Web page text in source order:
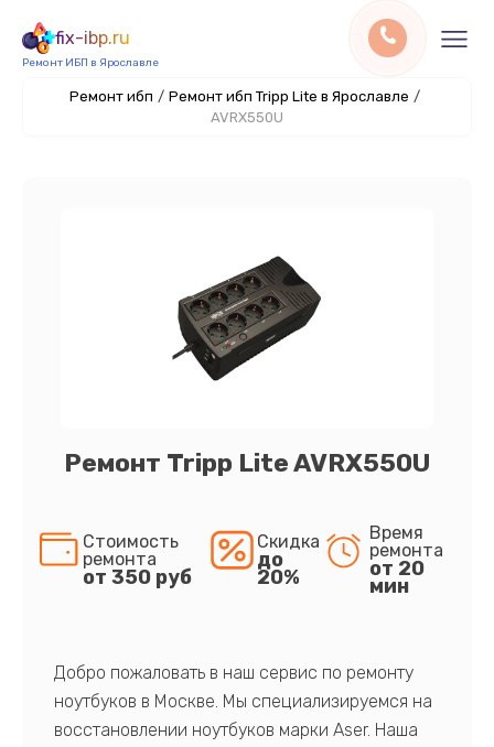
fix-ibp.ru
Ремонт ИБП в Ярославле
Ремонт ибп / Ремонт ибп Tripp Lite в Ярославле /
AVRX550U
Ремонт Tripp Lite AVRX550U
Стоимость
ремонта
от 350 руб
Скидка
до
20%
Время
ремонта
от 20
мин
Добро пожаловать в наш сервис по ремонту
ноутбуков в Москве. Мы специализируемся на
восстановлении ноутбуков марки Aser. Наша